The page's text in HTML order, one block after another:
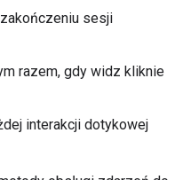
sesji
razem, gdy widz kliknie
interakcji dotykowej